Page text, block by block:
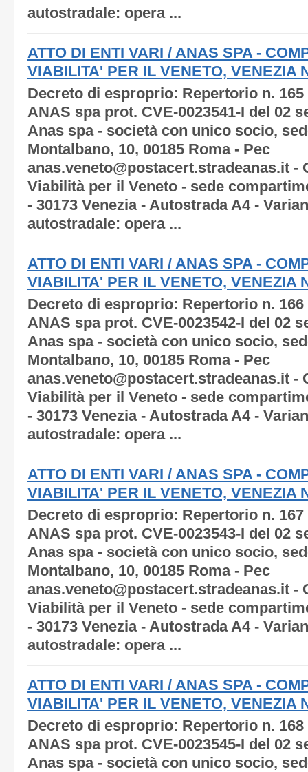
autostradale: opera ...
ATTO DI ENTI VARI / ANAS SPA -
VIABILITA' PER IL VENETO, VENEZIA
Decreto di esproprio: Repertorio n. 165
ANAS spa prot. CVE-0023541-I del 02
Anas spa - società con unico socio,
Montalbano, 10, 00185 Roma - Pec
anas.veneto@postacert.stradeanas.it -
Viabilità per il Veneto - sede
- 30173 Venezia - Autostrada A4 -
autostradale: opera ...
ATTO DI ENTI VARI / ANAS SPA -
VIABILITA' PER IL VENETO, VENEZIA
Decreto di esproprio: Repertorio n. 166
ANAS spa prot. CVE-0023542-I del 02
Anas spa - società con unico socio,
Montalbano, 10, 00185 Roma - Pec
anas.veneto@postacert.stradeanas.it -
Viabilità per il Veneto - sede
- 30173 Venezia - Autostrada A4 -
autostradale: opera ...
ATTO DI ENTI VARI / ANAS SPA -
VIABILITA' PER IL VENETO, VENEZIA
Decreto di esproprio: Repertorio n. 167
ANAS spa prot. CVE-0023543-I del 02
Anas spa - società con unico socio,
Montalbano, 10, 00185 Roma - Pec
anas.veneto@postacert.stradeanas.it -
Viabilità per il Veneto - sede
- 30173 Venezia - Autostrada A4 -
autostradale: opera ...
ATTO DI ENTI VARI / ANAS SPA -
VIABILITA' PER IL VENETO, VENEZIA
Decreto di esproprio: Repertorio n. 168
ANAS spa prot. CVE-0023545-I del 02
Anas spa - società con unico socio,